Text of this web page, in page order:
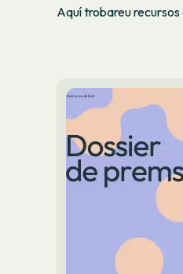
Aquí trobareu